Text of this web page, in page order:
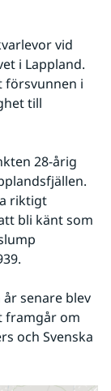
vid
i Lappland.
försvunnen i
till
28-årig
riktigt
bli känt som
senare blev
framgår om
och Svenska